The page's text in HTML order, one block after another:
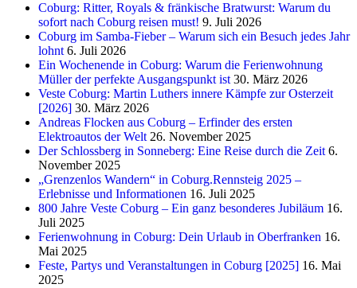
Coburg: Ritter, Royals & fränkische Bratwurst: Warum du
sofort nach Coburg reisen must! 9. Juli 2026
Coburg im Samba-Fieber – Warum sich ein Besuch jedes Jahr
lohnt 6. Juli 2026
Ein Wochenende in Coburg: Warum die Ferienwohnung
Müller der perfekte Ausgangspunkt ist 30. März 2026
Veste Coburg: Martin Luthers innere Kämpfe zur Osterzeit
[2026] 30. März 2026
Andreas Flocken aus Coburg – Erfinder des ersten
Elektroautos der Welt 26. November 2025
Der Schlossberg in Sonneberg: Eine Reise durch die Zeit 6.
November 2025
„Grenzenlos Wandern“ in Coburg.Rennsteig 2025 –
Erlebnisse und Informationen 16. Juli 2025
800 Jahre Veste Coburg – Ein ganz besonderes Jubiläum 16.
Juli 2025
Ferienwohnung in Coburg: Dein Urlaub in Oberfranken 16.
Mai 2025
Feste, Partys und Veranstaltungen in Coburg [2025] 16. Mai
2025